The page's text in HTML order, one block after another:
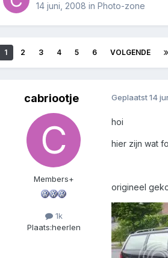
14 juni, 2008 in Photo-zone
1 2 3 4 5 6 VOLGENDE
cabriootje
Members+
1k
Plaats:heerlen
Geplaatst14
hoi
hier zijn wat
origineel